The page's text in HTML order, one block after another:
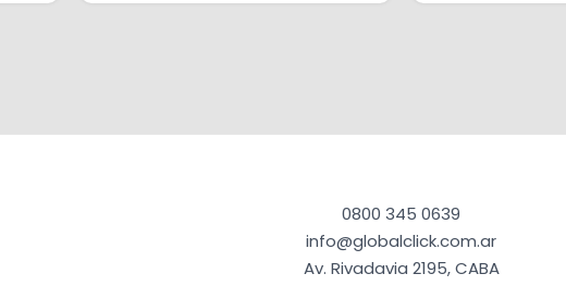
0800 345 0639
info@globalclick.com.ar
Av. Rivadavia 2195, CABA